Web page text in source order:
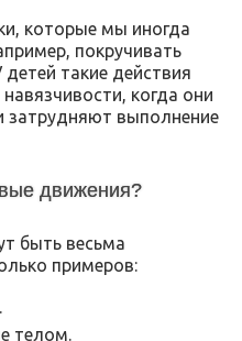
которые мы иногда
покручивать
такие действия
когда они
затрудняют выполнение
движения?
быть весьма
примеров:
телом.